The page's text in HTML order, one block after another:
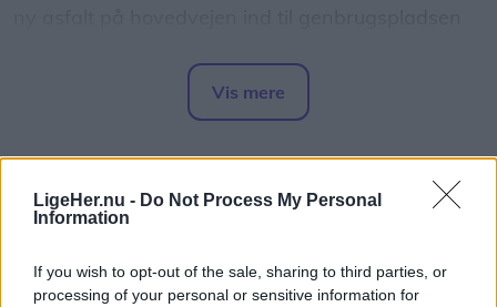
LigeHer.nu - Do Not Process My Personal
Information
If you wish to opt-out of the sale, sharing to third parties, or
processing of your personal or sensitive information for
krydset ved Th. Sauers Vej.
besøgende til området andre pladser.
Sundsholmen Genbrugsplads, Nørresundby, som
Nørresundby.
Vis mere